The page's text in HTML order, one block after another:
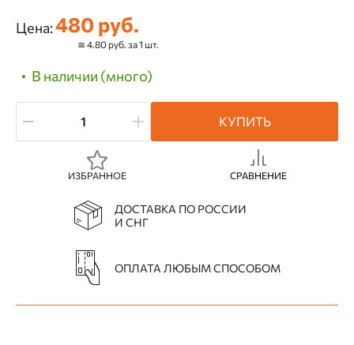
В наличии (много)
Цена:480 руб.
≅ 4.80 руб. за 1 шт.
КУПИТЬ
ИЗБРАННОЕ СРАВНЕНИЕ
ДОСТАВКА ПО РОССИИ
И СНГ
ОПЛАТА ЛЮБЫМ СПОСОБОМ